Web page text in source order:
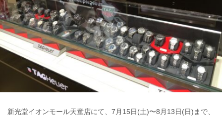
新光堂イオンモール天童店にて、7月15日(土)〜8月13日(日)まで、